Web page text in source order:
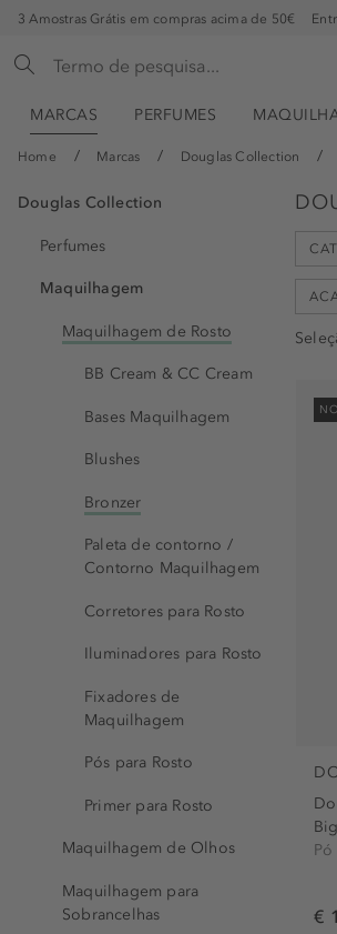
3 Amostras Grátis em compras acima de 50€
MARCAS PERFUMES
Home Marcas Douglas Collection
Douglas Collection
Perfumes
Maquilhagem
Maquilhagem de Rosto
BB Cream & CC Cream
Bases Maquilhagem
Blushes
Bronzer
Paleta de contorno /
Contorno Maquilhagem
Corretores para Rosto
Iluminadores para Rosto
Fixadores de
Maquilhagem
Pós para Rosto
Primer para Rosto
Maquilhagem de Olhos
Maquilhagem para
Sobrancelhas
€